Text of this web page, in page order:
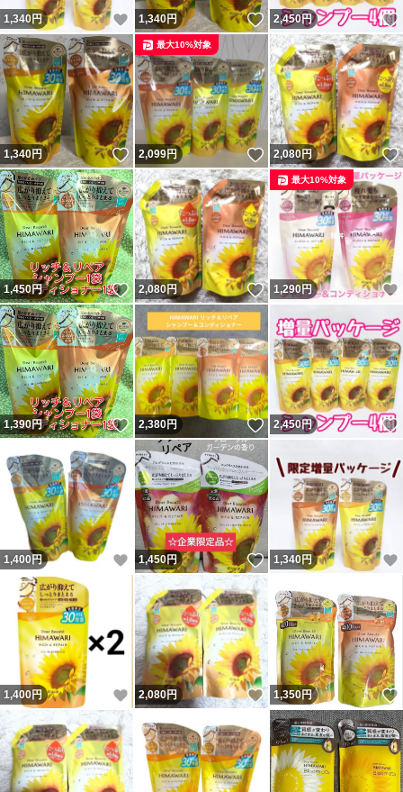
1,340円 いいね！
1,340円 いいね！
2,450円
1,340円 いいね！
2,099円 いいね！
最大10%対象
2,080円
1,450円 いいね！
2,080円 いいね！
1,290円
最大10%対象
1,390円 いいね！
2,380円 いいね！
2,450円
1,400 円 いいね！
1,450円 いいね！
1,340円
1,400円 いいね！
2,080円 いいね！
1,350円